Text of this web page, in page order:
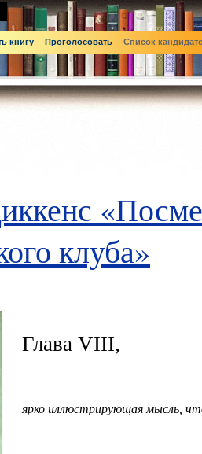
книгу Проголосовать Список
клуба»
Глава VIII,
ярко иллюстрирующая мысль,